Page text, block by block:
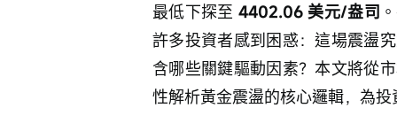
最低下探至 4402.06 美元/盎司
許多投資者感到困惑：這場震盪
含哪些關鍵驅動因素？本文將從
性解析黃金震盪的核心邏輯，為